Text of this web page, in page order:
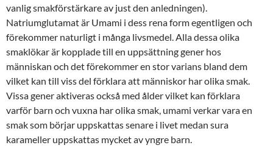
vanlig smakförstärkare av just den anledningen).
Natriumglutamat är Umami i dess rena form egentligen och
förekommer naturligt i många livsmedel. Alla dessa olika
smaklökar är kopplade till en uppsättning gener hos
människan och det förekommer en stor varians bland dem
vilket kan till viss del förklara att människor har olika smak.
Vissa gener aktiveras också med ålder vilket kan förklara
varför barn och vuxna har olika smak, umami verkar vara en
smak som börjar uppskattas senare i livet medan sura
karameller uppskattas mycket av yngre barn.